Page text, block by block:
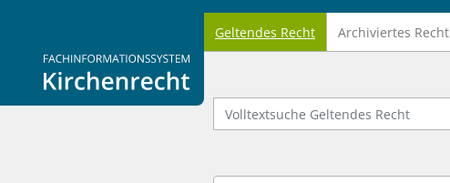
Logo Fachinformationssystem Kirchenrecht
Geltendes Recht Archiviertes Recht
Volltextsuche Geltendes Recht